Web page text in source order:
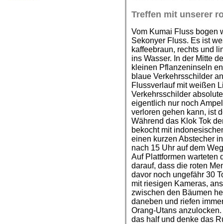
Treffen mit unserer
Vom Kumai Fluss bogen
Sekonyer Fluss. Es ist
kaffeebraun, rechts und
ins Wasser. In der Mitte
kleinen Pflanzeninseln
blaue Verkehrsschilder
Flussverlauf mit weißen
Verkehrsschilder
eigentlich nur noch
verloren gehen kann, ist
Während das Klok Tok
bekocht mit
einen kurzen Abstecher
nach 15 Uhr auf dem
Auf Plattformen warteten
darauf, dass die roten
davor noch ungefähr 30
mit riesigen Kameras,
zwischen den Bäumen
daneben und riefen
Orang-Utans
das half und denke das